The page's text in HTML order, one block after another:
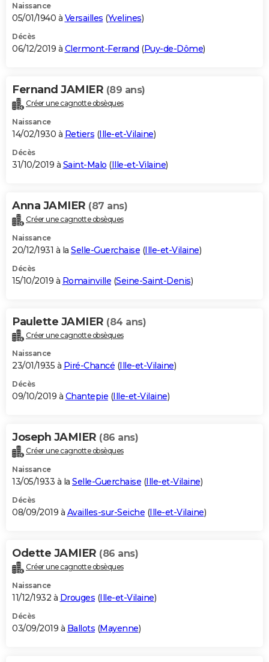
Naissance
05/01/1940 à Versailles (Yvelines)
Décès
06/12/2019 à Clermont-Ferrand (Puy-de-Dôme)
Fernand JAMIER (89 ans)
Créer une cagnotte obsèques
Naissance
14/02/1930 à Retiers (Ille-et-Vilaine)
Décès
31/10/2019 à Saint-Malo (Ille-et-Vilaine)
Anna JAMIER (87 ans)
Créer une cagnotte obsèques
Naissance
20/12/1931 à la Selle-Guerchaise (Ille-et-Vilaine)
Décès
15/10/2019 à Romainville (Seine-Saint-Denis)
Paulette JAMIER (84 ans)
Créer une cagnotte obsèques
Naissance
23/01/1935 à Piré-Chancé (Ille-et-Vilaine)
Décès
09/10/2019 à Chantepie (Ille-et-Vilaine)
Joseph JAMIER (86 ans)
Créer une cagnotte obsèques
Naissance
13/05/1933 à la Selle-Guerchaise (Ille-et-Vilaine)
Décès
08/09/2019 à Availles-sur-Seiche (Ille-et-Vilaine)
Odette JAMIER (86 ans)
Créer une cagnotte obsèques
Naissance
11/12/1932 à Drouges (Ille-et-Vilaine)
Décès
03/09/2019 à Ballots (Mayenne)